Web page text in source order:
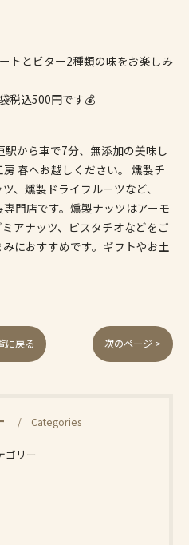
トとビター2種類の味をお楽しみ
税込500円です💰
から車で7分、無添加の美味し
春へお越しください。 燻製チ
、燻製ドライフルーツなど、
門店です。燻製ナッツはアーモ
アナッツ、ピスタチオなどをご
におすすめです。ギフトやお土
に戻る 次のページ >
Categories
ゴリー